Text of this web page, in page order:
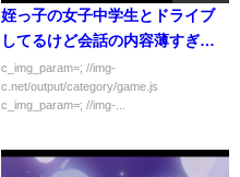
姪っ子の女子中学生とドライブ
してるけど会話の内容薄すぎワ
ロタ
c_img_param=; //img-
c.net/output/category/game.js
c_img_param=; //img-...